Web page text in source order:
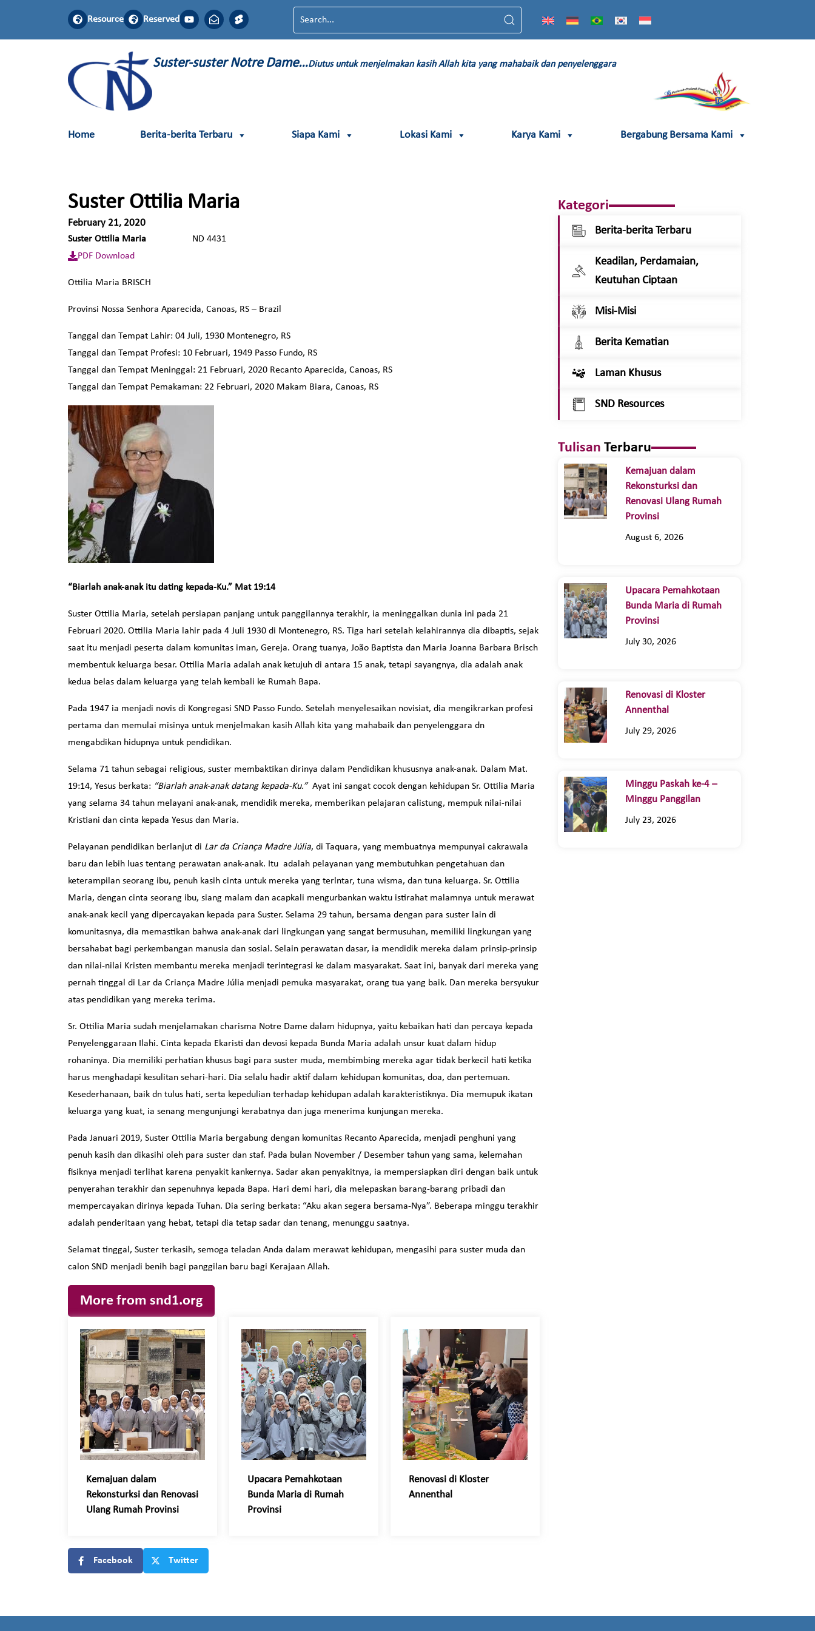
Resource Reserved
Suster-suster Notre Dame…Diutus untuk menjelmakan kasih Allah kita yang mahabaik dan penyelenggara
Home Berita-berita Terbaru Siapa Kami Lokasi Kami Karya Kami Bergabung Bersama Kami
Suster Ottilia Maria
February 21, 2020
Suster Ottilia Maria
ND 4431
PDF Download
Ottilia Maria BRISCH
Provinsi Nossa Senhora Aparecida, Canoas, RS – Brazil
Tanggal dan Tempat Lahir: 04 Juli, 1930 Montenegro, RS
Tanggal dan Tempat Profesi: 10 Februari, 1949 Passo Fundo, RS
Tanggal dan Tempat Meninggal: 21 Februari, 2020 Recanto Aparecida, Canoas, RS
Tanggal dan Tempat Pemakaman: 22 Februari, 2020 Makam Biara, Canoas, RS
“Biarlah anak-anak itu dating kepada-Ku.” Mat 19:14
Suster Ottilia Maria, setelah persiapan panjang untuk panggilannya terakhir, ia meninggalkan dunia ini pada 21
Februari 2020. Ottilia Maria lahir pada 4 Juli 1930 di Montenegro, RS. Tiga hari setelah kelahirannya dia dibaptis, sejak
saat itu menjadi peserta dalam komunitas iman, Gereja. Orang tuanya, João Baptista dan Maria Joanna Barbara Brisch
membentuk keluarga besar. Ottilia Maria adalah anak ketujuh di antara 15 anak, tetapi sayangnya, dia adalah anak
kedua belas dalam keluarga yang telah kembali ke Rumah Bapa.
Pada 1947 ia menjadi novis di Kongregasi SND Passo Fundo. Setelah menyelesaikan novisiat, dia mengikrarkan profesi
pertama dan memulai misinya untuk menjelmakan kasih Allah kita yang mahabaik dan penyelenggara dn
mengabdikan hidupnya untuk pendidikan.
Selama 71 tahun sebagai religious, suster membaktikan dirinya dalam Pendidikan khususnya anak-anak. Dalam Mat.
19:14, Yesus berkata: “Biarlah anak-anak datang kepada-Ku.” Ayat ini sangat cocok dengan kehidupan Sr. Ottilia Maria
yang selama 34 tahun melayani anak-anak, mendidik mereka, memberikan pelajaran calistung, mempuk nilai-nilai
Kristiani dan cinta kepada Yesus dan Maria.
Pelayanan pendidikan berlanjut di Lar da Criança Madre Júlia, di Taquara, yang membuatnya mempunyai cakrawala
baru dan lebih luas tentang perawatan anak-anak. Itu adalah pelayanan yang membutuhkan pengetahuan dan
keterampilan seorang ibu, penuh kasih cinta untuk mereka yang terlntar, tuna wisma, dan tuna keluarga. Sr. Ottilia
Maria, dengan cinta seorang ibu, siang malam dan acapkali mengurbankan waktu istirahat malamnya untuk merawat
anak-anak kecil yang dipercayakan kepada para Suster. Selama 29 tahun, bersama dengan para suster lain di
komunitasnya, dia memastikan bahwa anak-anak dari lingkungan yang sangat bermusuhan, memiliki lingkungan yang
bersahabat bagi perkembangan manusia dan sosial. Selain perawatan dasar, ia mendidik mereka dalam prinsip-prinsip
dan nilai-nilai Kristen membantu mereka menjadi terintegrasi ke dalam masyarakat. Saat ini, banyak dari mereka yang
pernah tinggal di Lar da Criança Madre Júlia menjadi pemuka masyarakat, orang tua yang baik. Dan mereka bersyukur
atas pendidikan yang mereka terima.
Sr. Ottilia Maria sudah menjelamakan charisma Notre Dame dalam hidupnya, yaitu kebaikan hati dan percaya kepada
Penyelenggaraan Ilahi. Cinta kepada Ekaristi dan devosi kepada Bunda Maria adalah unsur kuat dalam hidup
rohaninya. Dia memiliki perhatian khusus bagi para suster muda, membimbing mereka agar tidak berkecil hati ketika
harus menghadapi kesulitan sehari-hari. Dia selalu hadir aktif dalam kehidupan komunitas, doa, dan pertemuan.
Kesederhanaan, baik dn tulus hati, serta kepedulian terhadap kehidupan adalah karakteristiknya. Dia memupuk ikatan
keluarga yang kuat, ia senang mengunjungi kerabatnya dan juga menerima kunjungan mereka.
Pada Januari 2019, Suster Ottilia Maria bergabung dengan komunitas Recanto Aparecida, menjadi penghuni yang
penuh kasih dan dikasihi oleh para suster dan staf. Pada bulan November / Desember tahun yang sama, kelemahan
fisiknya menjadi terlihat karena penyakit kankernya. Sadar akan penyakitnya, ia mempersiapkan diri dengan baik untuk
penyerahan terakhir dan sepenuhnya kepada Bapa. Hari demi hari, dia melepaskan barang-barang pribadi dan
mempercayakan dirinya kepada Tuhan. Dia sering berkata: “Aku akan segera bersama-Nya”. Beberapa minggu terakhir
adalah penderitaan yang hebat, tetapi dia tetap sadar dan tenang, menunggu saatnya.
Selamat tinggal, Suster terkasih, semoga teladan Anda dalam merawat kehidupan, mengasihi para suster muda dan
calon SND menjadi benih bagi panggilan baru bagi Kerajaan Allah.
More from snd1.org
Kemajuan dalam
Rekonsturksi dan Renovasi
Ulang Rumah Provinsi
Upacara Pemahkotaan
Bunda Maria di Rumah
Provinsi
Renovasi di Kloster
Annenthal
Facebook Twitter
Kategori
Berita-berita Terbaru
Keadilan, Perdamaian,
Keutuhan Ciptaan
Misi-Misi
Berita Kematian
Laman Khusus
SND Resources
Tulisan Terbaru
Kemajuan dalam
Rekonsturksi dan
Renovasi Ulang Rumah
Provinsi
August 6, 2026
Upacara Pemahkotaan
Bunda Maria di Rumah
Provinsi
July 30, 2026
Renovasi di Kloster
Annenthal
July 29, 2026
Minggu Paskah ke-4 –
Minggu Panggilan
July 23, 2026